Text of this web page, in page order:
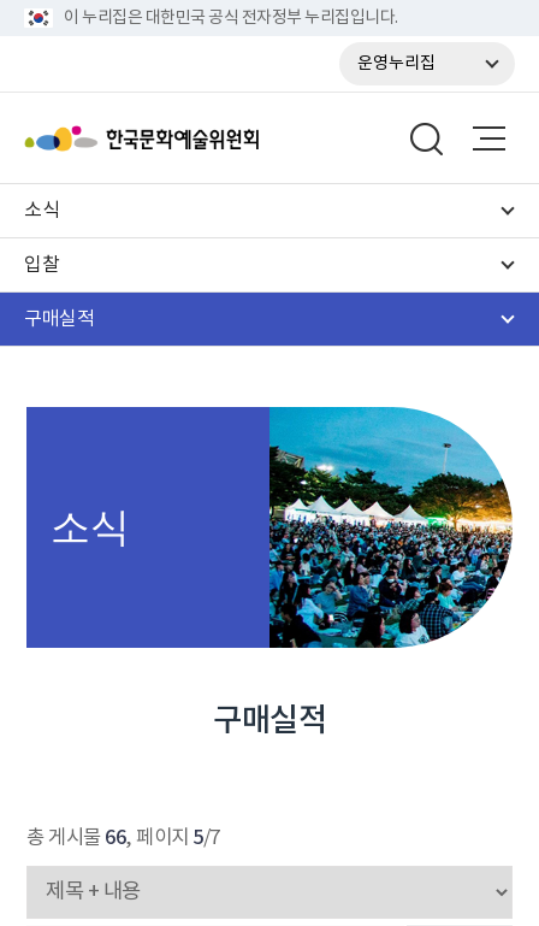
이 누리집은 대한민국 공식 전자정부 누리집입니다.
운영누리집
소식
입찰
구매실적
소식
구매실적
총 게시물 66, 페이지 5/7